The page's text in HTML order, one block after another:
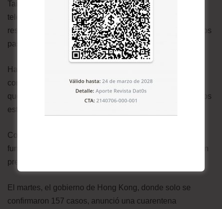
Taiwán, se enviaron mensajes de texto a todos los
teléfonos móviles en la isla, con la lista de cada
restaurante, sitio turístico y destino que habían visitado los
pasajeros del barco durante su tiempo en tierra.
Hasta el martes, Taiwán había registrado 77 casos de
coronavirus, aunque sus críticos están preocupados de
que las pruebas no tengan una distribución suficiente. Los
estudiantes regresaron a clases a finales de febrero.
Con las nuevas oleadas del virus en todo el mundo, los
funcionarios de salud pública en los tres lugares se están
preparando para una pelea más larga.
El martes, el gobierno de Hong Kong, donde solo se
confirmaron 157 casos, anunció una cuarentena